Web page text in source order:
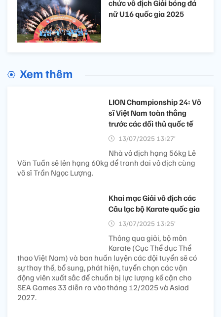
chức vô địch Giải bóng đá
nữ U16 quốc gia 2025
Xem thêm
LION Championship 24: Võ
sĩ Việt Nam toàn thắng
trước các đối thủ quốc tế
13/07/2025 13:27’
Nhà vô địch hạng 56kg Lê
Văn Tuần sẽ lên hạng 60kg để tranh đai vô địch cùng
võ sĩ Trần Ngọc Lượng.
Khai mạc Giải vô địch các
Câu lạc bộ Karate quốc gia
13/07/2025 13:25’
Thông qua giải, bộ môn
Karate (Cục Thể dục Thể
thao Việt Nam) và ban huấn luyện các đội tuyển sẽ có
sự thay thế, bổ sung, phát hiện, tuyển chọn các vận
động viên xuất sắc để chuẩn bị lực lượng kế cận cho
SEA Games 33 diễn ra vào tháng 12/2025 và Asiad
2027.